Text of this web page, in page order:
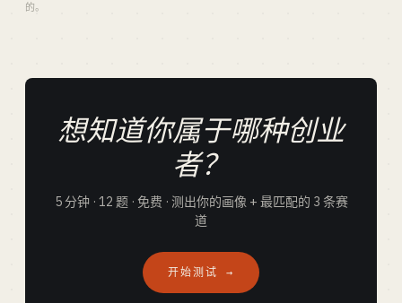
的。
想知道你属于哪种创业
者？
5 分钟 · 12 题 · 免费 · 测出你的画像 + 最匹配的 3 条赛
道
开始测试 →